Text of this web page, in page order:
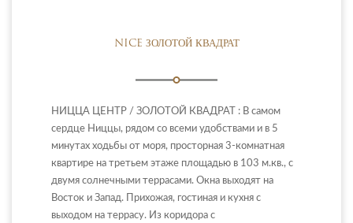
NICE ЗОЛОТОЙ КВАДРАТ
НИЦЦА ЦЕНТР / ЗОЛОТОЙ КВАДРАТ : В самом
сердце Ниццы, рядом со всеми удобствами и в 5
минутах ходьбы от моря, просторная 3-комнатная
квартире на третьем этаже площадью в 103 м.кв., с
двумя солнечными террасами. Окна выходят на
Восток и Запад. Прихожая, гостиная и кухня с
выходом на террасу. Из коридора с